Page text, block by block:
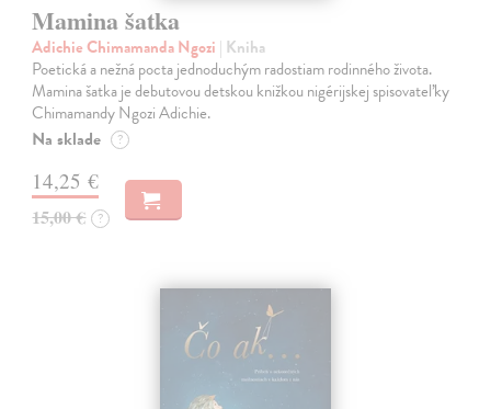
Mamina šatka
Adichie Chimamanda Ngozi | Kniha
Poetická a nežná pocta jednoduchým radostiam rodinného života.
Mamina šatka je debutovou detskou knižkou nigérijskej spisovateľky
Chimamandy Ngozi Adichie.
Na sklade ?
14,25 €
15,00 € ?